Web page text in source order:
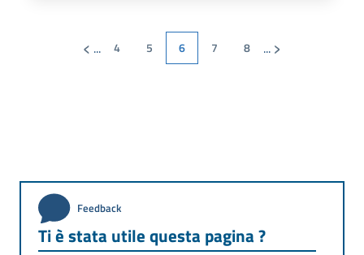
‹ ... 4 5 6 7 8 ... ›
Feedback
Ti è stata utile questa pagina ?